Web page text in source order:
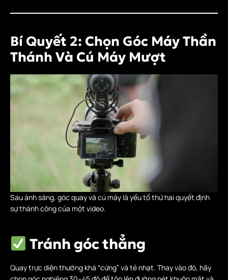
Bí Quyết 2: Chọn Góc Máy Thần
Thánh Và Cú Máy Mượt
Sau ánh sáng, góc quay và cú máy là yếu tố thứ hai quyết định
sự thành công của một video.
Tránh góc thẳng
Quay trực diện thường khá “cứng” và tẻ nhạt. Thay vào đó, hãy